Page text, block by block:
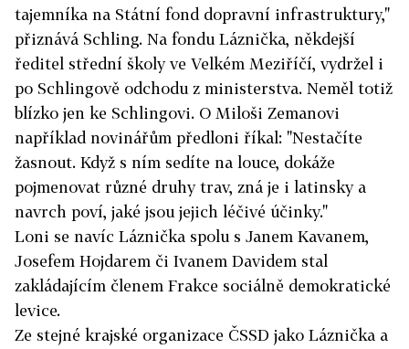
tajemníka na Státní fond dopravní infrastruktury,"
přiznává Schling. Na fondu Láznička, někdejší
ředitel střední školy ve Velkém Meziříčí, vydržel i
po Schlingově odchodu z ministerstva. Neměl totiž
blízko jen ke Schlingovi. O Miloši Zemanovi
například novinářům předloni říkal: "Nestačíte
žasnout. Když s ním sedíte na louce, dokáže
pojmenovat různé druhy trav, zná je i latinsky a
navrch poví, jaké jsou jejich léčivé účinky."
Loni se navíc Láznička spolu s Janem Kavanem,
Josefem Hojdarem či Ivanem Davidem stal
zakládajícím členem Frakce sociálně demokratické
levice.
Ze stejné krajské organizace ČSSD jako Láznička a